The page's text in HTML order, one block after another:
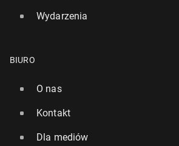
Wydarzenia
BIURO
O nas
Kontakt
Dla mediów